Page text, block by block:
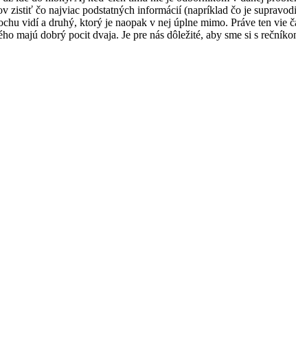
zistiť čo najviac podstatných informácií (napríklad čo je
vidí a druhý, ktorý je naopak v nej úplne mimo. Práve ten
majú dobrý pocit dvaja. Je pre nás dôležité, aby sme si s